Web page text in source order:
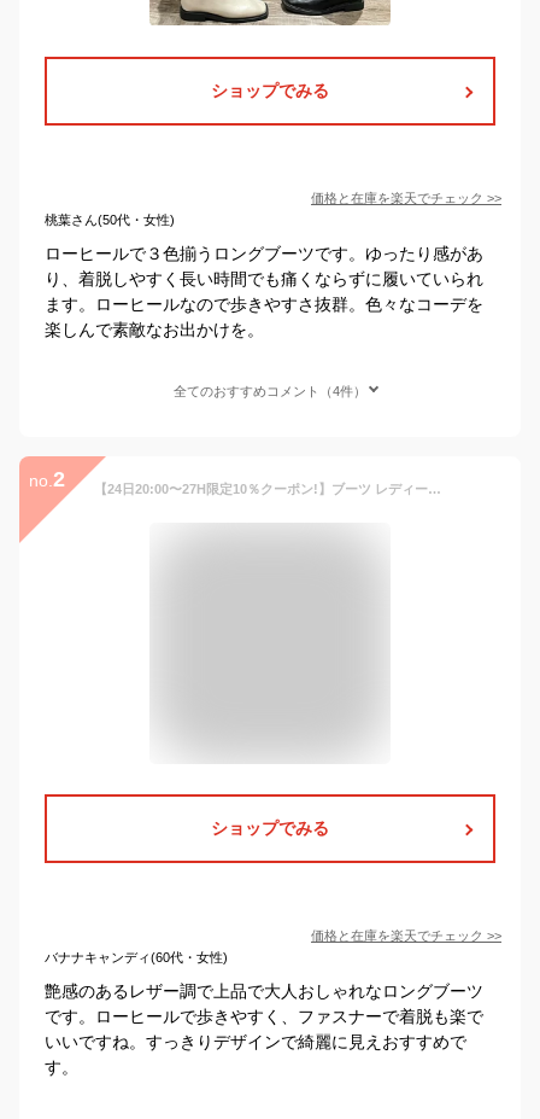
ショップでみる
価格と在庫を楽天でチェック >>
桃葉さん(50代・女性)
ローヒールで３色揃うロングブーツです。ゆったり感があ
り、着脱しやすく長い時間でも痛くならずに履いていられ
ます。ローヒールなので歩きやすさ抜群。色々なコーデを
楽しんで素敵なお出かけを。
全てのおすすめコメント（4件）
no. 2 【24日20:00〜27H限定10％クーポン!】ブーツ レディース ヒール アーモンドトゥ ブラック 黒 靴 ロング ローヒール 太ヒール ジョッパーズ 防寒 歩きやすい ロングブーツ 革ピース 低反発 ふわふわ インソール
ショップでみる
価格と在庫を楽天でチェック >>
バナナキャンディ(60代・女性)
艶感のあるレザー調で上品で大人おしゃれなロングブーツ
です。ローヒールで歩きやすく、ファスナーで着脱も楽で
いいですね。すっきりデザインで綺麗に見えおすすめで
す。